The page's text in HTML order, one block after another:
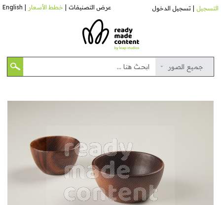
عرض التصنيفات خطط الأسعار English التسجيل تسجيل الدخول
جميع الصور